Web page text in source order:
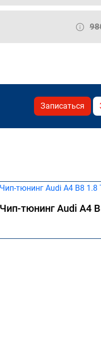
Записаться
Чип-тюнинг Audi A4